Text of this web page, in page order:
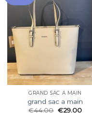
GRAND SAC A MAIN
grand sac a main
€44.00 €29.00